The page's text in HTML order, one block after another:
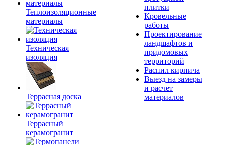
Теплоизоляционные
материалы
Техническая
изоляция
Террасная доска
Террасный
керамогранит
плитки
Кровельные
работы
Проектирование
ландшафтов и
придомовых
территорий
Распил кирпича
Выезд на замеры
и расчет
материалов